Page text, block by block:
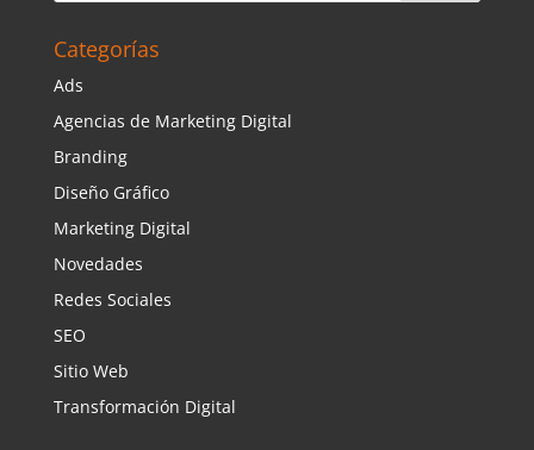
Categorías
Ads
Agencias de Marketing Digital
Branding
Diseño Gráfico
Marketing Digital
Novedades
Redes Sociales
SEO
Sitio Web
Transformación Digital